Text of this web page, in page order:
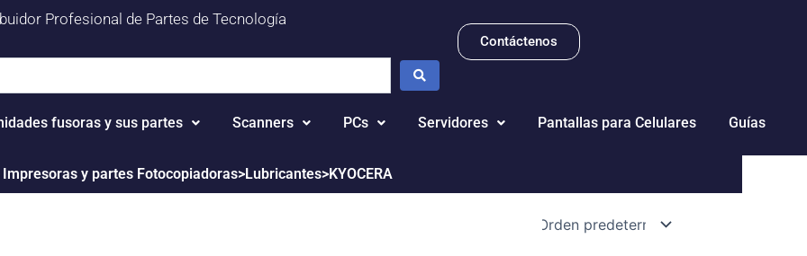
Profesional de Partes de Tecnología
Contáctenos
fusoras y sus partes Scanners PCs Servidores Pantallas para Celulares Guías
y partes Fotocopiadoras>Lubricantes>KYOCERA